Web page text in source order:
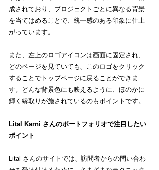
成されており、プロジェクトごとに異なる背景
を当てはめることで、統一感のある印象に仕上
がっています。
また、左上のロゴアイコンは画面に固定され、
どのページを見ていても、このロゴをクリック
することでトップページに戻ることができま
す。どんな背景色にも映えるように、ほのかに
輝く縁取りが施されているのもポイントです。
Lital Karni さんのポートフォリオで注目したい
ポイント
Lital さんのサイトでは、訪問者からの問い合わ